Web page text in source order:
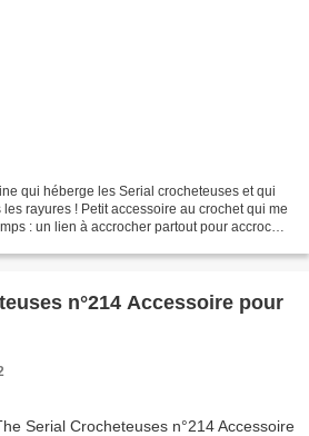
qui héberge les Serial crocheteuses et qui
rayures ! Petit accessoire au crochet qui me
: un lien à accrocher partout pour accrocher
n°214 Accessoire pour